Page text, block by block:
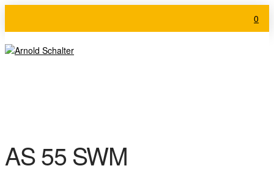
0
AS 55 SWM